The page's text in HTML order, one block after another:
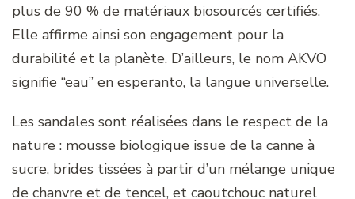
plus de 90 % de matériaux biosourcés certifiés.
Elle affirme ainsi son engagement pour la
durabilité et la planète. D’ailleurs, le nom AKVO
signifie “eau” en esperanto, la langue universelle.
Les sandales sont réalisées dans le respect de la
nature : mousse biologique issue de la canne à
sucre, brides tissées à partir d’un mélange unique
de chanvre et de tencel, et caoutchouc naturel